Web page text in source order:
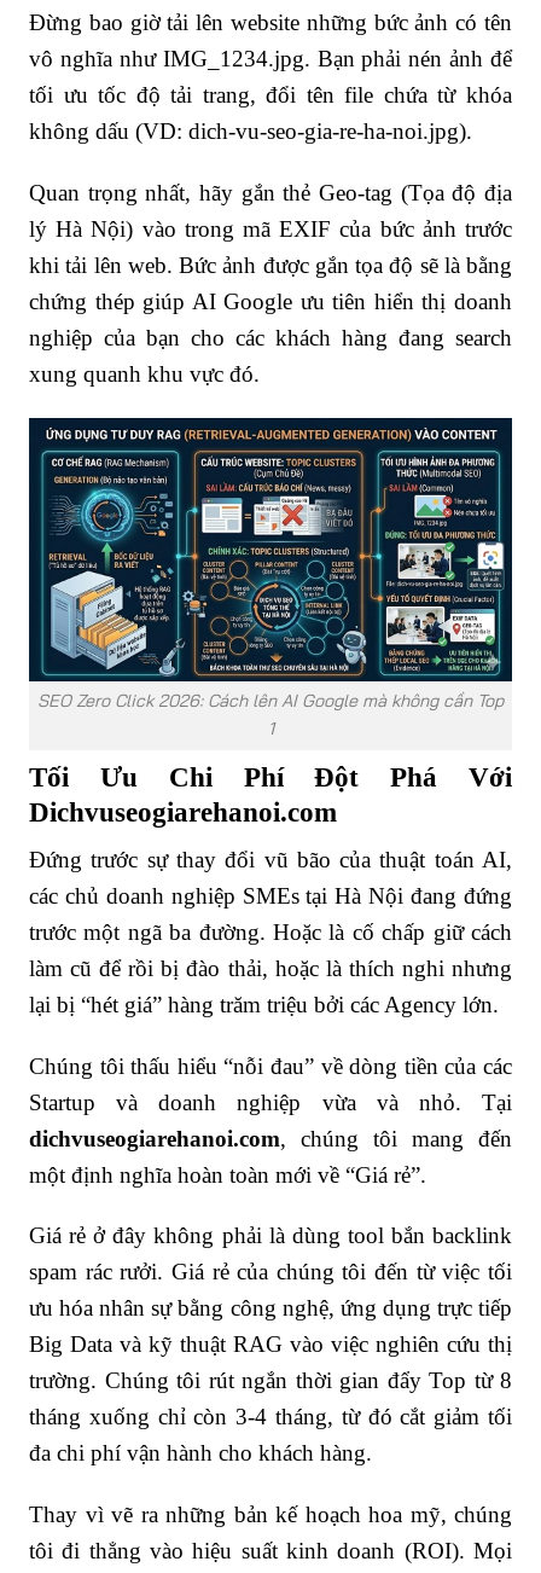
Đừng bao giờ tải lên website những bức ảnh có tên
vô nghĩa như IMG_1234.jpg. Bạn phải nén ảnh để
tối ưu tốc độ tải trang, đổi tên file chứa từ khóa
không dấu (VD: dich-vu-seo-gia-re-ha-noi.jpg).
Quan trọng nhất, hãy gắn thẻ Geo-tag (Tọa độ địa
lý Hà Nội) vào trong mã EXIF của bức ảnh trước
khi tải lên web. Bức ảnh được gắn tọa độ sẽ là bằng
chứng thép giúp AI Google ưu tiên hiển thị doanh
nghiệp của bạn cho các khách hàng đang search
xung quanh khu vực đó.
SEO Zero Click 2026: Cách lên AI Google mà không cần Top
1
Tối Ưu Chi Phí Đột Phá Với
Dichvuseogiarehanoi.com
Đứng trước sự thay đổi vũ bão của thuật toán AI,
các chủ doanh nghiệp SMEs tại Hà Nội đang đứng
trước một ngã ba đường. Hoặc là cố chấp giữ cách
làm cũ để rồi bị đào thải, hoặc là thích nghi nhưng
lại bị “hét giá” hàng trăm triệu bởi các Agency lớn.
Chúng tôi thấu hiểu “nỗi đau” về dòng tiền của các
Startup và doanh nghiệp vừa và nhỏ. Tại
dichvuseogiarehanoi.com, chúng tôi mang đến
một định nghĩa hoàn toàn mới về “Giá rẻ”.
Giá rẻ ở đây không phải là dùng tool bắn backlink
spam rác rưởi. Giá rẻ của chúng tôi đến từ việc tối
ưu hóa nhân sự bằng công nghệ, ứng dụng trực tiếp
Big Data và kỹ thuật RAG vào việc nghiên cứu thị
trường. Chúng tôi rút ngắn thời gian đẩy Top từ 8
tháng xuống chỉ còn 3-4 tháng, từ đó cắt giảm tối
đa chi phí vận hành cho khách hàng.
Thay vì vẽ ra những bản kế hoạch hoa mỹ, chúng
tôi đi thẳng vào hiệu suất kinh doanh (ROI). Mọi